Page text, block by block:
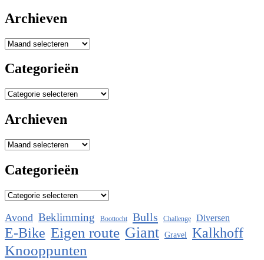
Archieven
Archieven
Categorieën
Categorieën
Archieven
Archieven
Categorieën
Categorieën
Avond Beklimming Boottocht Bulls Challenge Diversen
E-Bike Eigen route Giant Gravel Kalkhoff
Knooppunten